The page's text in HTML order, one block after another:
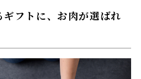
ルマガジン登録
フトに、お肉が選ばれ